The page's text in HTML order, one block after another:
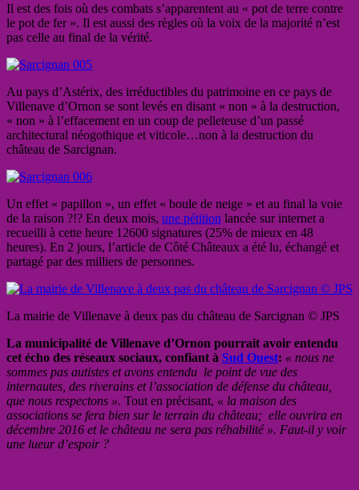
Il est des fois où des combats s’apparentent au « pot de terre contre
le pot de fer ». Il est aussi des règles où la voix de la majorité n’est
pas celle au final de la vérité.
Au pays d’Astérix, des irréductibles du patrimoine en ce pays de
Villenave d’Ornon se sont levés en disant « non » à la destruction,
« non » à l’effacement en un coup de pelleteuse d’un passé
architectural néogothique et viticole…non à la destruction du
château de Sarcignan.
Un effet « papillon », un effet « boule de neige » et au final la voie
de la raison ?!? En deux mois, une pétition lancée sur internet a
recueilli à cette heure 12600 signatures (25% de mieux en 48
heures). En 2 jours, l’article de Côté Châteaux a été lu, échangé et
partagé par des milliers de personnes.
La mairie de Villenave à deux pas du château de Sarcignan © JPS
La municipalité de Villenave d’Ornon pourrait avoir entendu
cet écho des réseaux sociaux, confiant à Sud Ouest: « nous ne
sommes pas autistes et avons entendu le point de vue des
internautes, des riverains et l’association de défense du château,
que nous respectons ». Tout en précisant, « la maison des
associations se fera bien sur le terrain du château; elle ouvrira en
décembre 2016 et le château ne sera pas réhabilité ». Faut-il y voir
une lueur d’espoir ?